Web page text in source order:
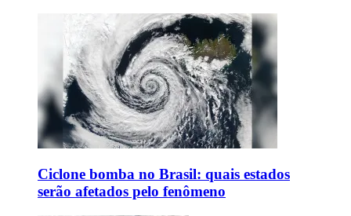
Ciclone bomba no Brasil: quais estados
serão afetados pelo fenômeno